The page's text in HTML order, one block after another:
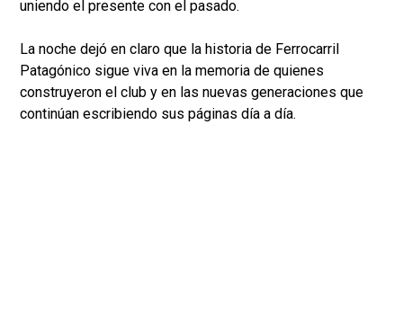
uniendo el presente con el pasado.
La noche dejó en claro que la historia de Ferrocarril
Patagónico sigue viva en la memoria de quienes
construyeron el club y en las nuevas generaciones que
continúan escribiendo sus páginas día a día.